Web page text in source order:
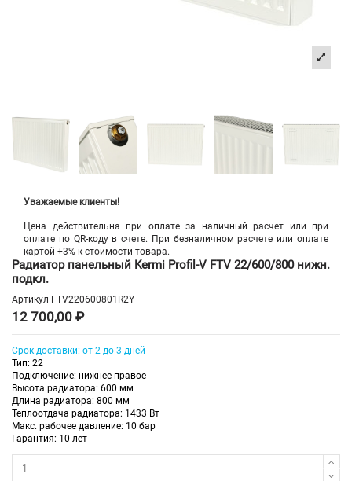
Уважаемые клиенты!
Цена действительна при оплате за наличный расчет или при
оплате по QR-коду в счете. При безналичном расчете или оплате
картой +3% к стоимости товара.
Радиатор панельный Kermi Profil-V FTV 22/600/800 нижн.
подкл.
Артикул FTV220600801R2Y
12 700,00 ₽
Срок доставки: от 2 до 3 дней
Тип: 22
Подключение: нижнее правое
Высота радиатора: 600 мм
Длина радиатора: 800 мм
Теплоотдача радиатора: 1433 Вт
Макс. рабочее давление: 10 бар
Гарантия: 10 лет